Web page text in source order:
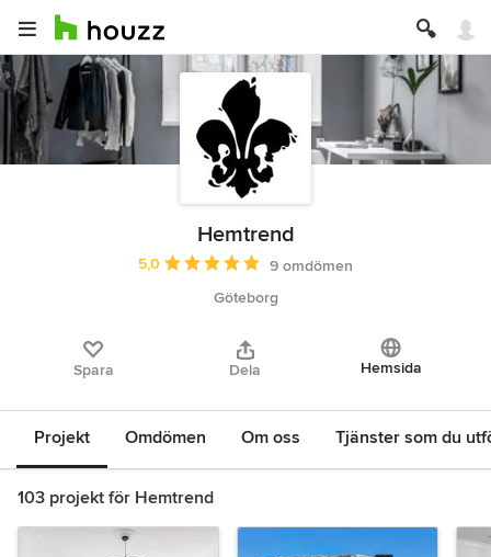
Hemtrend
Genomsnittligt omdöme: 5 av 5 stjärnor
5,0
9 omdömen
Göteborg
Spara Dela Hemsida
Projekt Omdömen Om oss Tjänster som du
103 projekt för Hemtrend